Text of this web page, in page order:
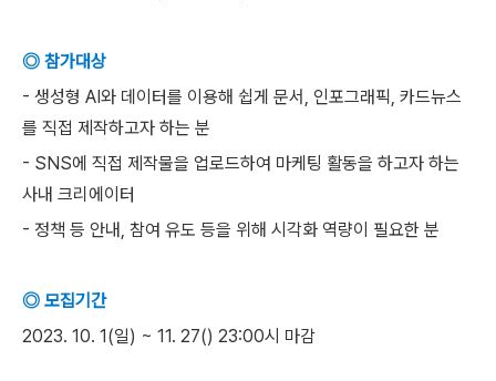
◎ 참가대상
- 생성형 AI와 데이터를 이용해 쉽게 문서, 인포그래픽, 카드뉴스
를 직접 제작하고자 하는 분
- SNS에 직접 제작물을 업로드하여 마케팅 활동을 하고자 하는
사내 크리에이터
- 정책 등 안내, 참여 유도 등을 위해 시각화 역량이 필요한 분
◎ 모집기간
2023. 10. 1(일) ~ 11. 27() 23:00시 마감